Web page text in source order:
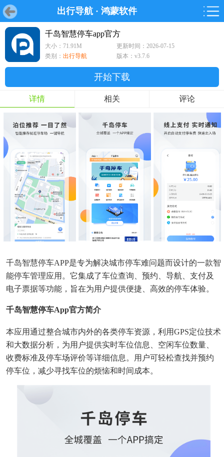
出行导航 · 鸿蒙软件
首页 游戏 软件 鸿蒙游戏
首页 游戏 软件 鸿蒙
游戏
鸿蒙
软件
专题
千岛智慧停车app官方
大小：71.91M
更新时间：2026-07-15
类别： 出行导航 版本：v3.7.6
开始下载
详情 相关 评论
千岛智慧停车APP是专为解决城市停车难问题而设计的一款智
能停车管理应用。它集成了车位查询、预约、导航、支付及
电子票据等功能，旨在为用户提供便捷、高效的停车体验。
千岛智慧停车app官方简介
本应用通过整合城市内外的各类停车资源，利用GPS定位技术
和大数据分析，为用户提供实时车位信息、空闲车位数量、
收费标准及停车场评价等详细信息。用户可轻松查找并预约
停车位，减少寻找车位的烦恼和时间成本。